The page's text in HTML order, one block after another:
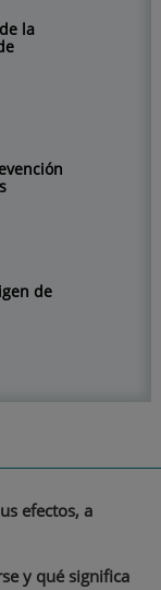
la
de
efectos, a
y qué significa